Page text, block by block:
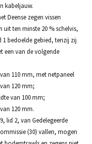
kabeljauw.
Deense zegen vissen
uit ten minste 20 % schelvis,
bedoelde gebied, tenzij zij
een van de volgende
110 mm, met netpaneel
120 mm;
van 100 mm;
120 mm.
lid 2, van Gedelegeerde
(30) vallen, mogen